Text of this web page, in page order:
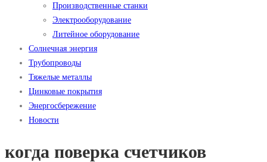
Производственные станки
Электрооборудование
Литейное оборудование
Солнечная энергия
Трубопроводы
Тяжелые металлы
Цинковые покрытия
Энергосбережение
Новости
когда поверка счетчиков